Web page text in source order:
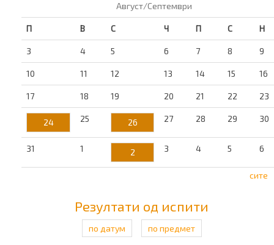
Август/Септември
П В С Ч П С Н
3 4 5 6 7 8 9
10 11 12 13 14 15 16
17 18 19 20 21 22 23
24 25 26 27 28 29 30
31 1 2 3 4 5 6
сите
Резултати од испити
по датум по предмет